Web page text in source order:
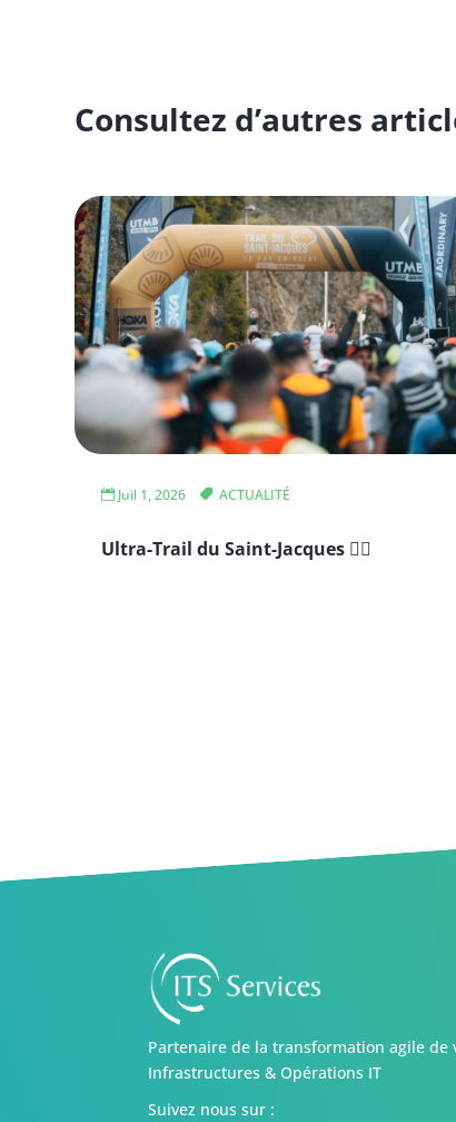
Consultez d’autres
Ultra-Trail du Saint-Jacques 🏃‍♂️
Juil 1, 2026 ACTUALITÉ
Partenaire de la transformation agile de
Infrastructures & Opérations IT
Suivez nous sur :